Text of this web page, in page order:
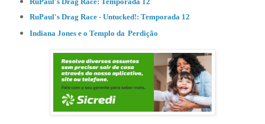
RuPaul's Drag Race - Untucked!: Temporada 12
Indiana Jones e o Templo da Perdição